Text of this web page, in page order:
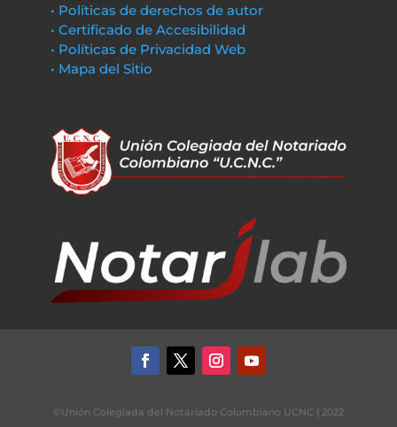
• Políticas de derechos de autor
• Certificado de Accesibilidad
• Políticas de Privacidad Web
• Mapa del Sitio
©Unión Colegiada del Notariado Colombiano UCNC | 2022